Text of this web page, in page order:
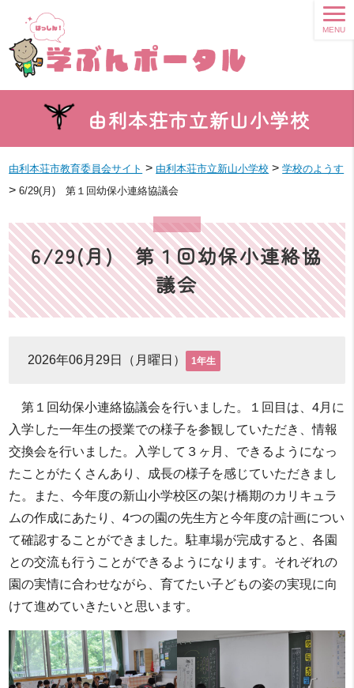
由利本荘市立新山小学校
MENU
由利本荘市教育委員会サイト > 由利本荘市立新山小学校 >学校のようす
>6/29(月) 第１回幼保小連絡協議会
6/29(月) 第１回幼保小連絡協
議会
2026年06月29日（月曜日） 1年生
第１回幼保小連絡協議会を行いました。１回目は、4月に
入学した一年生の授業での様子を参観していただき、情報
交換会を行いました。入学して３ヶ月、できるようになっ
たことがたくさんあり、成長の様子を感じていただきまし
た。また、今年度の新山小学校区の架け橋期のカリキュラ
ムの作成にあたり、4つの園の先生方と今年度の計画につい
て確認することができました。駐車場が完成すると、各園
との交流も行うことができるようになります。それぞれの
園の実情に合わせながら、育てたい子どもの姿の実現に向
けて進めていきたいと思います。